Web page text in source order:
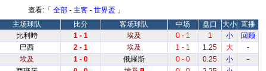
查看:「 全部- 主客- 世界盃 」
主场球队 比分 客场球队 中场 盘口 大小 直播
比利時 1 - 1 埃及 0 - 1 1 小
回顾
巴西 2 - 1 埃及 1 - 1 1.25 大
-
埃及 1 - 0 俄羅斯 0 - 0 0.25 小
-